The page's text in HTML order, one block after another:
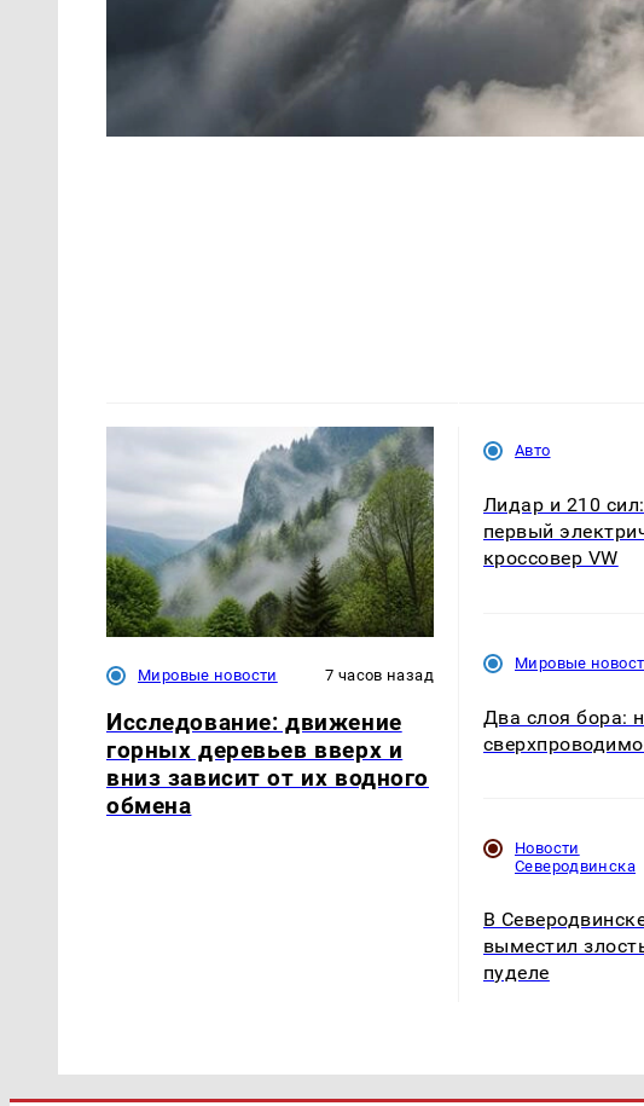
Мировые новости 7 часов назад
Исследование: движение
горных деревьев вверх и
вниз зависит от их водного
обмена
Авто
Лидар и 210
первый
кроссовер VW
Мировые
Два слоя бора:
Новости
Северодвинска
В
выместил
пуделе